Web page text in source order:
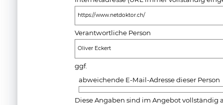
https://www.netdoktor.ch/
Verantwortliche Person
Oliver Eckert
ggf.
abweichende E-Mail-Adresse dieser Person
Diese Angaben sind im Angebot